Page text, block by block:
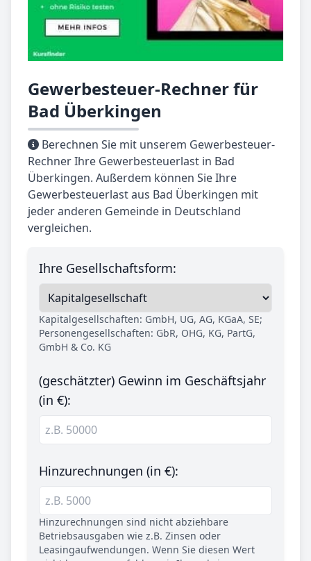
Gewerbesteuer-Rechner für
Bad Überkingen
Berechnen Sie mit unserem Gewerbesteuer-
Rechner Ihre Gewerbesteuerlast in Bad
Überkingen. Außerdem können Sie Ihre
Gewerbesteuerlast aus Bad Überkingen mit
jeder anderen Gemeinde in Deutschland
vergleichen.
Ihre Gesellschaftsform:
Kapitalgesellschaften: GmbH, UG, AG, KGaA, SE;
Personengesellschaften: GbR, OHG, KG, PartG,
GmbH & Co. KG
(geschätzter) Gewinn im Geschäftsjahr
(in €):
Hinzurechnungen (in €):
Hinzurechnungen sind nicht abziehbare
Betriebsausgaben wie z.B. Zinsen oder
Leasingaufwendungen. Wenn Sie diesen Wert